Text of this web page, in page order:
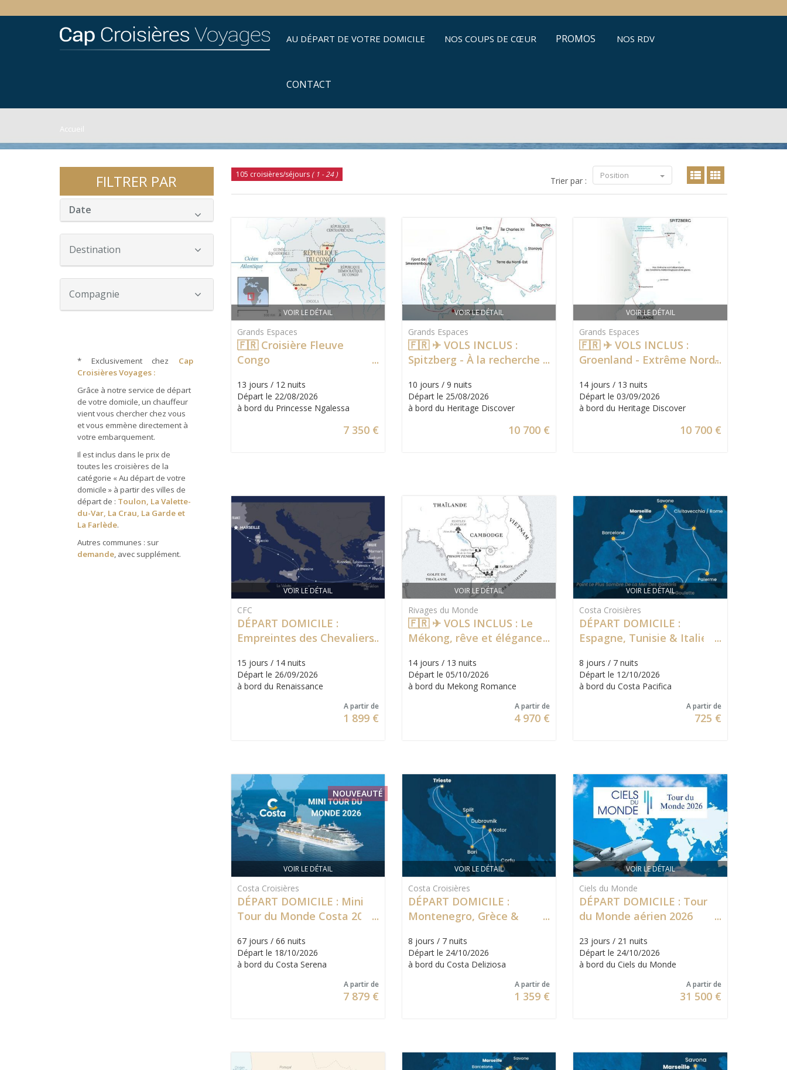
AU DÉPART DE VOTRE DOMICILE NOS COUPS DE CŒUR PROMOS NOS RDV
CONTACT
Accueil
FILTRER PAR
Date
Destination
Compagnie
* Exclusivement chez Cap
Croisières Voyages :
Grâce à notre service de départ
de votre domicile, un chauffeur
vient vous chercher chez vous
et vous emmène directement à
votre embarquement.
Il est inclus dans le prix de
toutes les croisières de la
catégorie « Au départ de votre
domicile » à partir des villes de
départ de : Toulon, La Valette-
du-Var, La Crau, La Garde et
La Farlède.
Autres communes : sur
demande, avec supplément.
105 croisières/séjours ( 1 - 24 )
Trier par : Position
VOIR LE DÉTAIL
Grands Espaces
🇫🇷 Croisière Fleuve
Congo
13 jours / 12 nuits
Départ le 22/08/2026
à bord du Princesse Ngalessa
7 350 €
VOIR LE DÉTAIL
Grands Espaces
🇫🇷 ✈ VOLS INCLUS :
Spitzberg - À la recherche
10 jours / 9 nuits
Départ le 25/08/2026
à bord du Heritage Discover
10 700 €
VOIR LE DÉTAIL
Grands Espaces
🇫🇷 ✈ VOLS INCLUS :
Groenland - Extrême Nord-
Icebergs
14 jours / 13 nuits
Départ le 03/09/2026
à bord du Heritage Discover
10 700 €
VOIR LE DÉTAIL
CFC
DÉPART DOMICILE :
Empreintes des Chevaliers
15 jours / 14 nuits
Départ le 26/09/2026
à bord du Renaissance
A partir de
1 899 €
VOIR LE DÉTAIL
Rivages du Monde
🇫🇷 ✈ VOLS INCLUS : Le
Mékong, rêve et élégance
14 jours / 13 nuits
Départ le 05/10/2026
à bord du Mekong Romance
A partir de
4 970 €
VOIR LE DÉTAIL
Costa Croisières
DÉPART DOMICILE :
Espagne, Tunisie & Italie
8 jours / 7 nuits
Départ le 12/10/2026
à bord du Costa Pacifica
A partir de
725 €
VOIR LE DÉTAIL
NOUVEAUTÉ
Costa Croisières
DÉPART DOMICILE : Mini
Tour du Monde Costa 2026
67 jours / 66 nuits
Départ le 18/10/2026
à bord du Costa Serena
A partir de
7 879 €
VOIR LE DÉTAIL
Costa Croisières
DÉPART DOMICILE :
Montenegro, Grèce &
8 jours / 7 nuits
Départ le 24/10/2026
à bord du Costa Deliziosa
A partir de
1 359 €
VOIR LE DÉTAIL
Ciels du Monde
DÉPART DOMICILE : Tour
du Monde aérien 2026
23 jours / 21 nuits
Départ le 24/10/2026
à bord du Ciels du Monde
A partir de
31 500 €